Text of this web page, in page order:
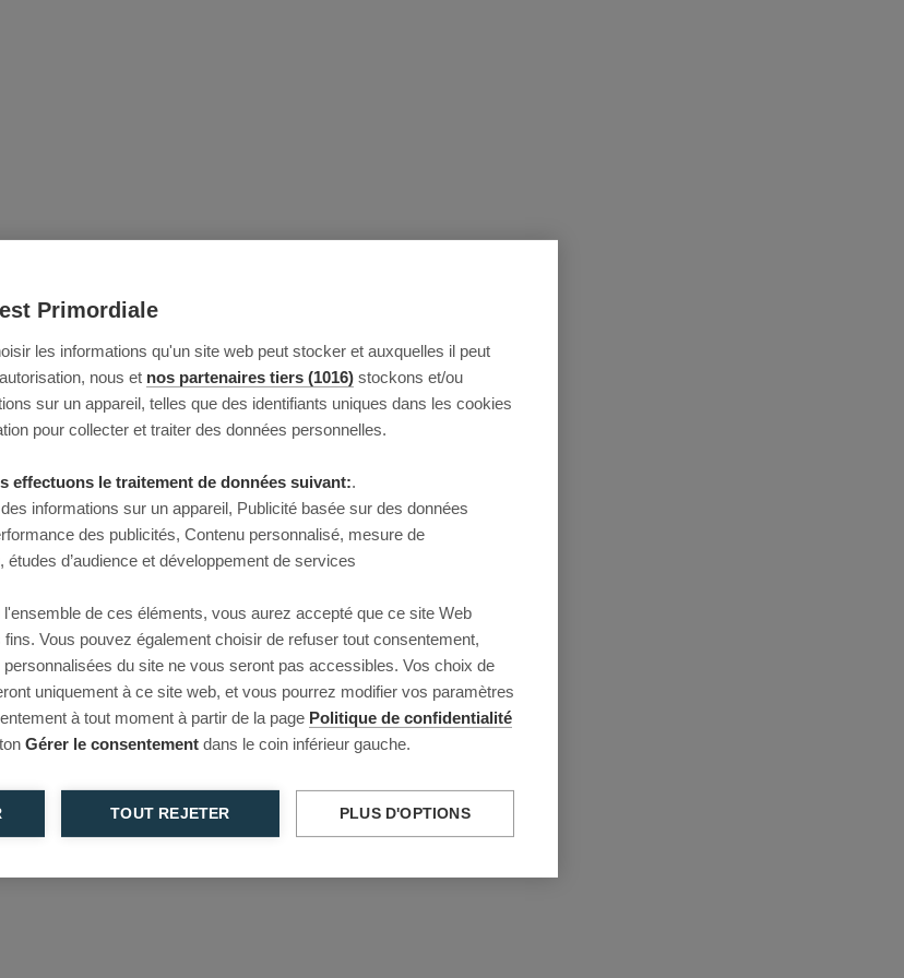
Primordiale
les informations qu'un site web peut stocker et auxquelles il peut
nous et nos partenaires tiers (1016) stockons et/ou
sur un appareil, telles que des identifiants uniques dans les cookies
pour collecter et traiter des données personnelles.
effectuons le traitement de données suivant:.
informations sur un appareil, Publicité basée sur des données
des publicités, Contenu personnalisé, mesure de
études d’audience et développement de services
de ces éléments, vous aurez accepté que ce site Web
Vous pouvez également choisir de refuser tout consentement,
du site ne vous seront pas accessibles. Vos choix de
uniquement à ce site web, et vous pourrez modifier vos paramètres
à tout moment à partir de la page Politique de confidentialité
Gérer le consentement dans le coin inférieur gauche.
TOUT REJETER PLUS D'OPTIONS
This page couldn’t load
Reload to try again, or go back.
Reload Back